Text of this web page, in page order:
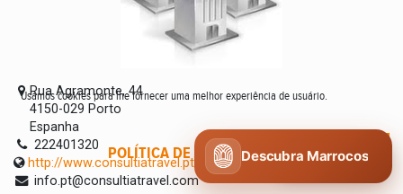
Rua Agramonte, 44
4150-029 Porto
Espanha
222401320
http://www.consultiatravel.pt
info.pt@consultiatravel.com
Usamos cookies para lhe fornecer uma melhor experiência de usuário.
POLÍTICA DE COOKIES CONCORDO
Descubra Marrocos